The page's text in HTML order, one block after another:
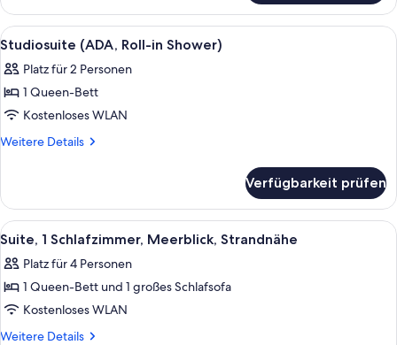
1
Schlafzimmer
Alle
Fotos
für
Studiosuite
(ADA,
Roll-
anzeigen
Ein Schlafzimmer mit
5
Studiosuite (ADA, Roll-in Shower)
Platz für 2 Personen
1 Queen-Bett
Kostenloses WLAN
Weitere Details
Weitere
(ADA,
Roll-
in
Verfügbarkeit prüfen
Alle
Fotos
für
Suite,
1
Schlafzimmer,
Ein Zimmer mit Backsteinwand,
6
Suite, 1 Schlafzimmer, Meerblick, Strandnähe
Platz für 4 Personen
1 Queen-Bett und 1 großes Schlafsofa
Kostenloses WLAN
Weitere Details
Weitere